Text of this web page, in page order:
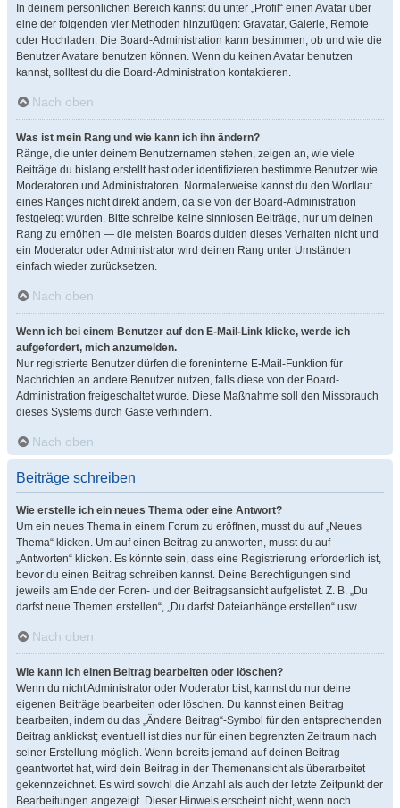
In deinem persönlichen Bereich kannst du unter „Profil“ einen Avatar über
eine der folgenden vier Methoden hinzufügen: Gravatar, Galerie, Remote
oder Hochladen. Die Board-Administration kann bestimmen, ob und wie die
Benutzer Avatare benutzen können. Wenn du keinen Avatar benutzen
kannst, solltest du die Board-Administration kontaktieren.
Nach oben
Was ist mein Rang und wie kann ich ihn ändern?
Ränge, die unter deinem Benutzernamen stehen, zeigen an, wie viele
Beiträge du bislang erstellt hast oder identifizieren bestimmte Benutzer wie
Moderatoren und Administratoren. Normalerweise kannst du den Wortlaut
eines Ranges nicht direkt ändern, da sie von der Board-Administration
festgelegt wurden. Bitte schreibe keine sinnlosen Beiträge, nur um deinen
Rang zu erhöhen — die meisten Boards dulden dieses Verhalten nicht und
ein Moderator oder Administrator wird deinen Rang unter Umständen
einfach wieder zurücksetzen.
Nach oben
Wenn ich bei einem Benutzer auf den E-Mail-Link klicke, werde ich
aufgefordert, mich anzumelden.
Nur registrierte Benutzer dürfen die foreninterne E-Mail-Funktion für
Nachrichten an andere Benutzer nutzen, falls diese von der Board-
Administration freigeschaltet wurde. Diese Maßnahme soll den Missbrauch
dieses Systems durch Gäste verhindern.
Nach oben
Beiträge schreiben
Wie erstelle ich ein neues Thema oder eine Antwort?
Um ein neues Thema in einem Forum zu eröffnen, musst du auf „Neues
Thema“ klicken. Um auf einen Beitrag zu antworten, musst du auf
„Antworten“ klicken. Es könnte sein, dass eine Registrierung erforderlich ist,
bevor du einen Beitrag schreiben kannst. Deine Berechtigungen sind
jeweils am Ende der Foren- und der Beitragsansicht aufgelistet. Z. B. „Du
darfst neue Themen erstellen“, „Du darfst Dateianhänge erstellen“ usw.
Nach oben
Wie kann ich einen Beitrag bearbeiten oder löschen?
Wenn du nicht Administrator oder Moderator bist, kannst du nur deine
eigenen Beiträge bearbeiten oder löschen. Du kannst einen Beitrag
bearbeiten, indem du das „Ändere Beitrag“-Symbol für den entsprechenden
Beitrag anklickst; eventuell ist dies nur für einen begrenzten Zeitraum nach
seiner Erstellung möglich. Wenn bereits jemand auf deinen Beitrag
geantwortet hat, wird dein Beitrag in der Themenansicht als überarbeitet
gekennzeichnet. Es wird sowohl die Anzahl als auch der letzte Zeitpunkt der
Bearbeitungen angezeigt. Dieser Hinweis erscheint nicht, wenn noch